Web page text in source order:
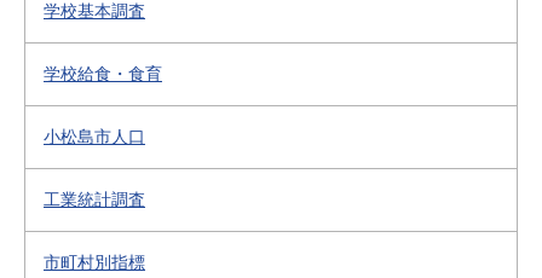
学校基本調査
学校給食・食育
小松島市人口
工業統計調査
市町村別指標